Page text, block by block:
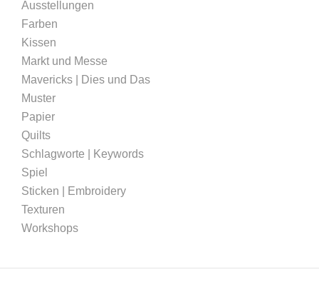
Ausstellungen
Farben
Kissen
Markt und Messe
Mavericks | Dies und Das
Muster
Papier
Quilts
Schlagworte | Keywords
Spiel
Sticken | Embroidery
Texturen
Workshops